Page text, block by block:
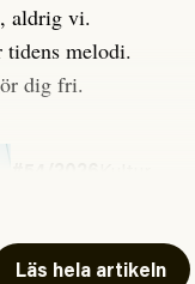
aldrig vi.
tidens melodi.
dig fri.
Läs hela artikeln